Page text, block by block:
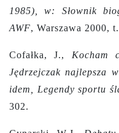
1985), w: Słownik
AWF, Warszawa 2000,
Cofałka, J., Kocham
Jędrzejczak najlepsza
idem, Legendy sportu
302.